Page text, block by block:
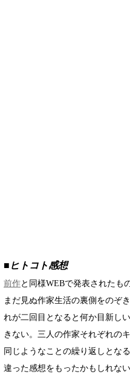
■ヒトコト感想
前作と同様WEBで発表されたも
まだ見ぬ作家生活の裏側をのぞ
れが二回目となると何か目新し
きない。三人の作家それぞれの
同じようなことの繰り返しとな
違った感想をもったかもしれな